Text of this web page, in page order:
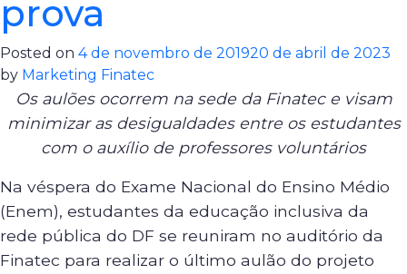
prova
Posted on 4 de novembro de 201920 de abril de 2023
by Marketing Finatec
Os aulões ocorrem na sede da Finatec e visam
minimizar as desigualdades entre os estudantes
com o auxílio de professores voluntários
Na véspera do Exame Nacional do Ensino Médio
(Enem), estudantes da educação inclusiva da
rede pública do DF se reuniram no auditório da
Finatec para realizar o último aulão do projeto